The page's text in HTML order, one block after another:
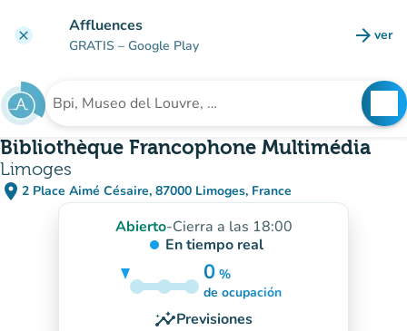
clear Affluences
GRATIS – Google Play arrow_forward ver
Buscar un establecimiento
Bibliothèque Francophone Multimédia
Limoges
place 2 Place Aimé Césaire, 87000 Limoges, France
(abrir en Google Maps)
(nueva pestaña)
Abierto-Cierra a las 18:00
En tiempo real
0 %
15%
de ocupación
insightsPrevisiones